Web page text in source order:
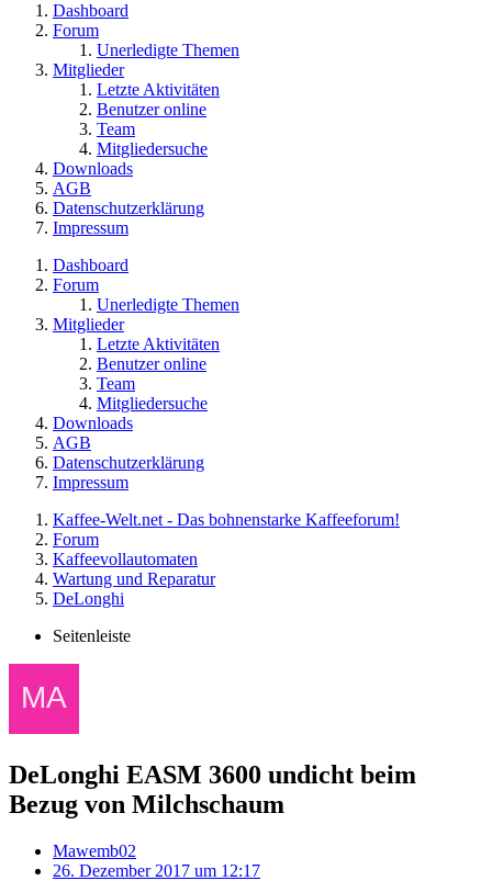
Dashboard
Forum
Unerledigte Themen
Mitglieder
Letzte Aktivitäten
Benutzer online
Team
Mitgliedersuche
Downloads
AGB
Datenschutzerklärung
Impressum
Dashboard
Forum
Unerledigte Themen
Mitglieder
Letzte Aktivitäten
Benutzer online
Team
Mitgliedersuche
Downloads
AGB
Datenschutzerklärung
Impressum
Kaffee-Welt.net - Das bohnenstarke Kaffeeforum!
Forum
Kaffeevollautomaten
Wartung und Reparatur
DeLonghi
Seitenleiste
DeLonghi EASM 3600 undicht beim
Bezug von Milchschaum
Mawemb02
26. Dezember 2017 um 12:17